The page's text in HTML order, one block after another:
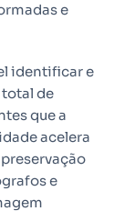
e
identificar e
de
que a
acelera
e